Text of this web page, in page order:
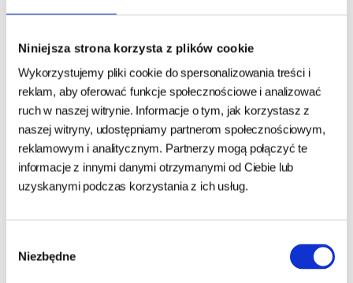
Niniejsza strona korzysta z plików cookie
Wykorzystujemy pliki cookie do spersonalizowania treści i
reklam, aby oferować funkcje społecznościowe i analizować
ruch w naszej witrynie. Informacje o tym, jak korzystasz z
naszej witryny, udostępniamy partnerom społecznościowym,
reklamowym i analitycznym. Partnerzy mogą połączyć te
informacje z innymi danymi otrzymanymi od Ciebie lub
uzyskanymi podczas korzystania z ich usług.
zgody
Niezbędne
Zrównoważona energia i
Co zawiera każdy kęs?
Kliknij, aby zobaczyć pełny skład i analizę
Dla kogo jest ta karma?
<
✅ Szczeniąta dużych ras – wymagające wysokiej jakości
składników dla wzrostu
✅ Psy potrzebujące wsparcia kości i stawów w okresie